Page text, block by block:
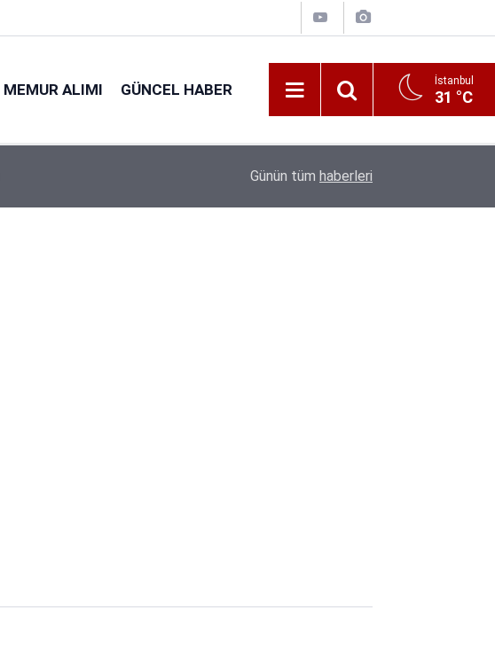
MEMUR ALIMI GÜNCEL HABER İstanbul
31 °C
Açıkladı, Gözler Ağustos Ayına Çevrildi
Günün tüm haberleri